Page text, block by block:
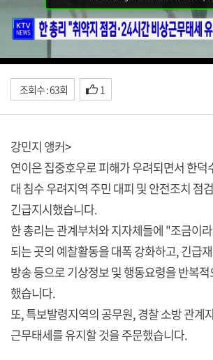
조회수 : 63회 1
강민지 앵커>
연이은 집중호우로 피해가 우려되면서 한덕
대 침수 우려지역 주민 대피 및 안전조치 점
긴급지시했습니다.
한 총리는 관계부처와 지자체들에 "조금이
되는 곳의 예찰활동을 대폭 강화하고, 긴급
방송 등으로 기상정보 및 행동요령을 반복
했습니다.
또, 특보발령지역의 공무원, 경찰 소방 관계
근무태세를 유지할 것을 주문했습니다.